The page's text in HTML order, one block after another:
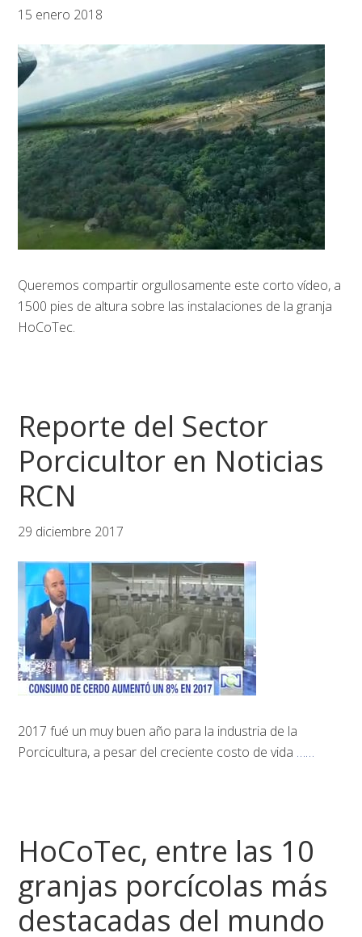
15 enero 2018
Queremos compartir orgullosamente este corto vídeo, a
1500 pies de altura sobre las instalaciones de la granja
HoCoTec.
Reporte del Sector
Porcicultor en Noticias
RCN
29 diciembre 2017
2017 fué un muy buen año para la industria de la
Porcicultura, a pesar del creciente costo de vida ……
HoCoTec, entre las 10
granjas porcícolas más
destacadas del mundo